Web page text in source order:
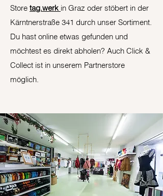
Store tag.werk in Graz oder stöbert in der
Kärntnerstraße 341 durch unser Sortiment.
Du hast online etwas gefunden und
möchtest es direkt abholen? Auch Click &
Collect ist in unserem Partnerstore
möglich.